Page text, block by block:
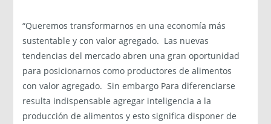
“Queremos transformarnos en una economía más
sustentable y con valor agregado. Las nuevas
tendencias del mercado abren una gran oportunidad
para posicionarnos como productores de alimentos
con valor agregado. Sin embargo Para diferenciarse
resulta indispensable agregar inteligencia a la
producción de alimentos y esto significa disponer de